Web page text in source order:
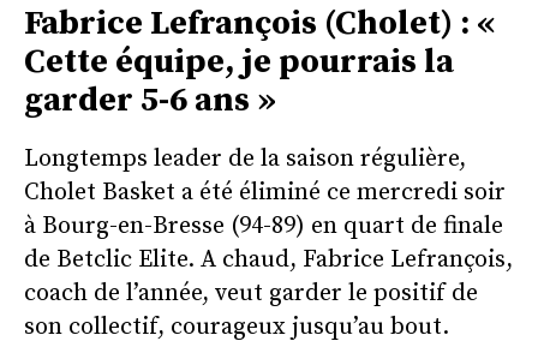
Fabrice Lefrançois (Cholet) : «
Cette équipe, je pourrais la
garder 5-6 ans »
Longtemps leader de la saison régulière,
Cholet Basket a été éliminé ce mercredi soir
à Bourg-en-Bresse (94-89) en quart de finale
de Betclic Elite. A chaud, Fabrice Lefrançois,
coach de l’année, veut garder le positif de
son collectif, courageux jusqu’au bout.